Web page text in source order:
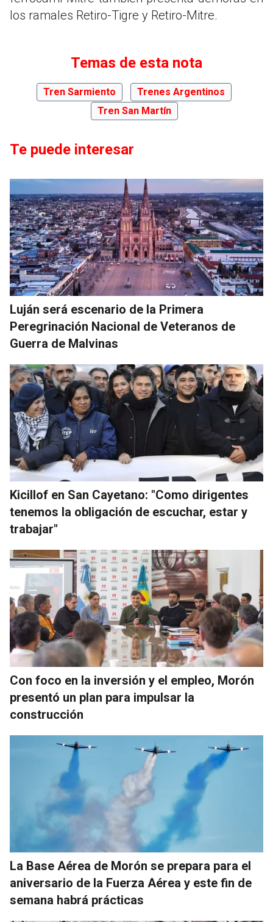
los ramales Retiro-Tigre y Retiro-Mitre.
Temas de esta nota
Tren Sarmiento
Trenes Argentinos
Tren San Martín
Te puede interesar
Luján será escenario de la Primera
Peregrinación Nacional de Veteranos de
Guerra de Malvinas
Kicillof en San Cayetano: "Como dirigentes
tenemos la obligación de escuchar, estar y
trabajar"
Con foco en la inversión y el empleo, Morón
presentó un plan para impulsar la
construcción
La Base Aérea de Morón se prepara para el
aniversario de la Fuerza Aérea y este fin de
semana habrá prácticas